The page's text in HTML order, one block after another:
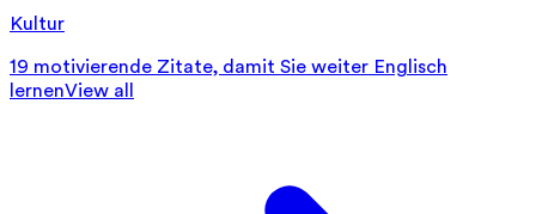
Kultur
19 motivierende Zitate, damit Sie weiter Englisch
lernenView all